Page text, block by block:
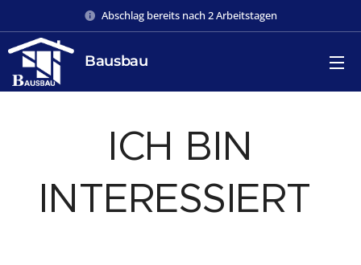
Abschlag bereits nach 2 Arbeitstagen
Bausbau
ICH BIN
INTERESSIERT